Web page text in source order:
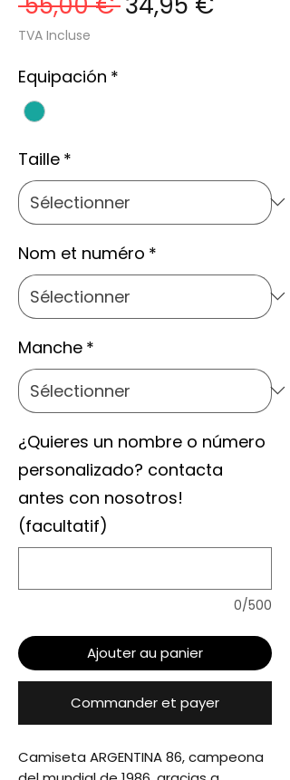
TVA Incluse
Equipación *
Taille *
Nom et numéro *
Manche *
¿Quieres un nombre o número
personalizado? contacta
antes con nosotros!
(facultatif)
0/500
Ajouter au panier
Commander et payer
Camiseta ARGENTINA 86, campeona